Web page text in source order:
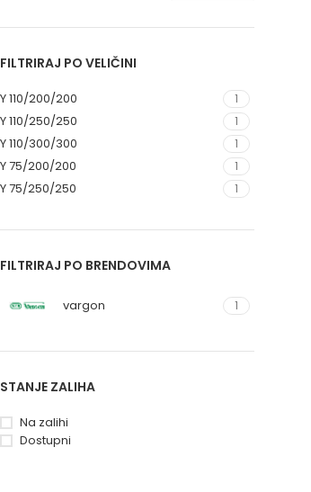
FILTRIRAJ PO VELIČINI
Y 110/200/200 1
Y 110/250/250 1
Y 110/300/300 1
Y 75/200/200 1
Y 75/250/250 1
FILTRIRAJ PO BRENDOVIMA
vargon 1
STANJE ZALIHA
Na zalihi
Dostupni